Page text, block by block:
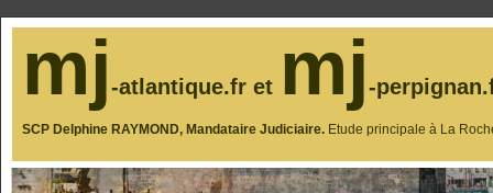
mj-atlantique.fr et mj-
SCP Delphine RAYMOND, Mandataire Judiciaire. Etude principale à La